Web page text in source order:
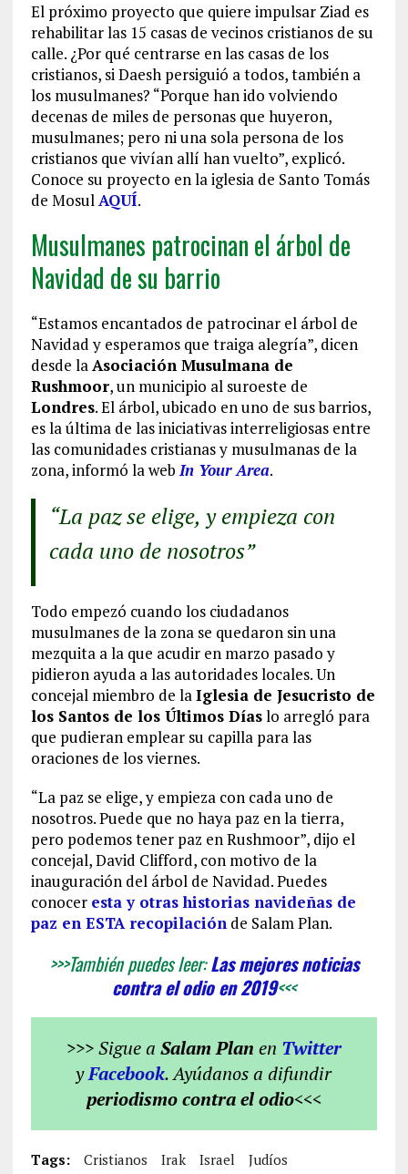
El próximo proyecto que quiere impulsar Ziad es
rehabilitar las 15 casas de vecinos cristianos de su
calle. ¿Por qué centrarse en las casas de los
cristianos, si Daesh persiguió a todos, también a
los musulmanes? “Porque han ido volviendo
decenas de miles de personas que huyeron,
musulmanes; pero ni una sola persona de los
cristianos que vivían allí han vuelto”, explicó.
Conoce su proyecto en la iglesia de Santo Tomás
de MosulAQUÍ.
Musulmanes patrocinan el árbol de
Navidad de su barrio
“Estamos encantados de patrocinar el árbol de
Navidad y esperamos que traiga alegría”, dicen
desde laAsociación Musulmana de
Rushmoor, un municipio al suroeste de
Londres. El árbol, ubicado en uno de sus barrios,
es la última de las iniciativas interreligiosas entre
las comunidades cristianas y musulmanas de la
zona, informó la webIn Your Area.
“La paz se elige, y empieza con
cada uno de nosotros”
Todo empezó cuando los ciudadanos
musulmanes de la zona se quedaron sin una
mezquita a la que acudir en marzo pasado y
pidieron ayuda a las autoridades locales. Un
concejal miembro de laIglesia de Jesucristo de
los Santos de los Últimos Díaslo arregló para
que pudieran emplear su capilla para las
oraciones de los viernes.
“La paz se elige, y empieza con cada uno de
nosotros. Puede que no haya paz en la tierra,
pero podemos tener paz en Rushmoor”, dijo el
concejal, David Clifford, con motivo de la
inauguración del árbol de Navidad. Puedes
conocer esta y otras historias navideñas de
paz en ESTA recopilaciónde Salam Plan.
>>>También puedes leer:Las mejores noticias
contra el odio en 2019<<<
>>> Sigue a Salam Plan en Twitter
yFacebook. Ayúdanos a difundir
periodismo contra el odio<<<
Tags: Cristianos Irak Israel
Judíos